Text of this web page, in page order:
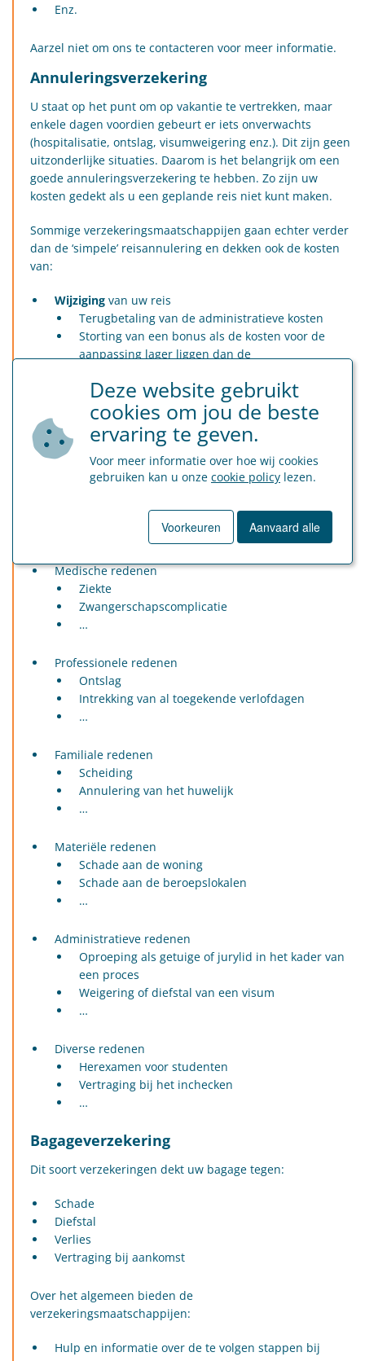
Enz.
Aarzel niet om ons te contacteren voor meer informatie.
Annuleringsverzekering
U staat op het punt om op vakantie te vertrekken, maar
enkele dagen voordien gebeurt er iets onverwachts
(hospitalisatie, ontslag, visumweigering enz.). Dit zijn geen
uitzonderlijke situaties. Daarom is het belangrijk om een
goede annuleringsverzekering te hebben. Zo zijn uw
kosten gedekt als u een geplande reis niet kunt maken.
Sommige verzekeringsmaatschappijen gaan echter verder
dan de ‘simpele’ reisannulering en dekken ook de kosten
van:
Wijziging van uw reis
Terugbetaling van de administratieve kosten
Storting van een bonus als de kosten voor de
aanpassing lager liggen dan de
Onderbrekingvan uw reis
Terugbetaling van het reisbedrag (geproratiseerd
naargelang de niet- gebruikte dagen)
Welke redenen worden aanvaard door de
Dit varieert naargelang de verzekering, maar de meeste
verzekeringen aanvaarden:
Medische redenen
Ziekte
Zwangerschapscomplicatie
…
Professionele redenen
Ontslag
Intrekking van al toegekende verlofdagen
…
Familiale redenen
Scheiding
Annulering van het huwelijk
…
Materiële redenen
Schade aan de woning
Schade aan de beroepslokalen
…
Administratieve redenen
Oproeping als getuige of jurylid in het kader van
een proces
Weigering of diefstal van een visum
…
Diverse redenen
Herexamen voor studenten
Vertraging bij het inchecken
…
Bagageverzekering
Dit soort verzekeringen dekt uw bagage tegen:
Schade
Diefstal
Verlies
Vertraging bij aankomst
Over het algemeen bieden de
verzekeringsmaatschappijen:
Hulp en informatie over de te volgen stappen bij
Deze website gebruikt
cookies om jou de beste
ervaring te geven.
Voor meer informatie over hoe wij cookies
gebruiken kan u onze cookie policy lezen.
Voorkeuren Aanvaard alle